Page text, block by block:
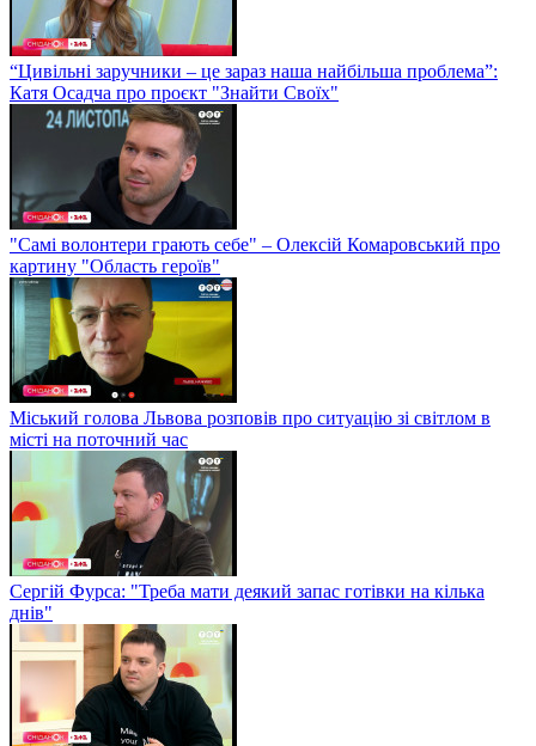
“Цивільні заручники – це зараз наша найбільша проблема”:
Катя Осадча про проєкт "Знайти Своїх"
"Самі волонтери грають себе" – Олексій Комаровський про
картину "Область героїв"
Міський голова Львова розповів про ситуацію зі світлом в
місті на поточний час
Сергій Фурса: "Треба мати деякий запас готівки на кілька
днів"